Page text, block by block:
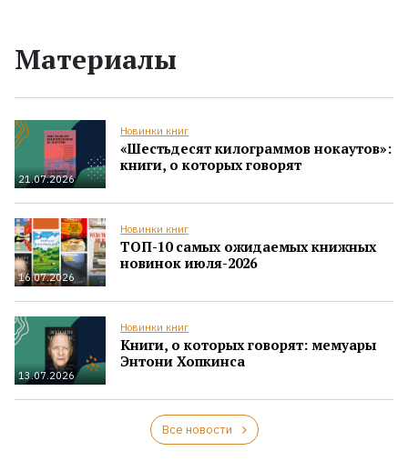
Материалы
21.07.2026
Новинки книг
«Шестьдесят килограммов нокаутов»:
книги, о которых говорят
16.07.2026
Новинки книг
ТОП-10 самых ожидаемых книжных
новинок июля-2026
13.07.2026
Новинки книг
Книги, о которых говорят: мемуары
Энтони Хопкинса
Все новости